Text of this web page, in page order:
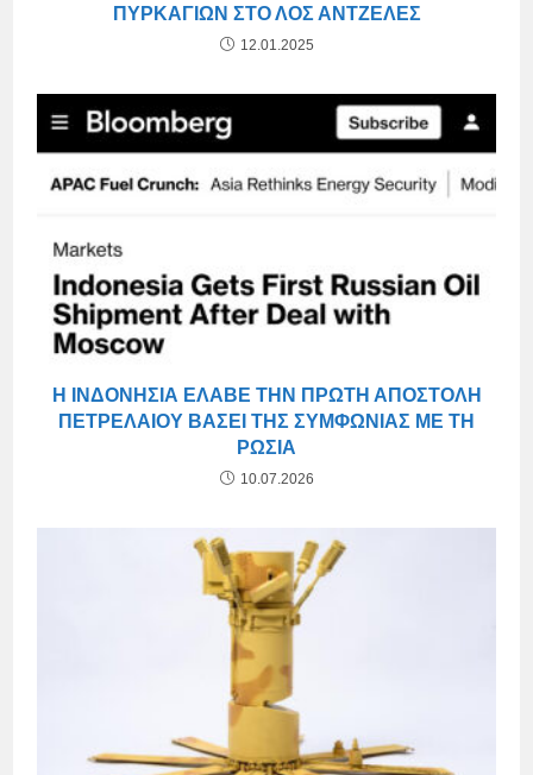
ΠΥΡΚΑΓΙΏΝ ΣΤΟ ΛΟΣ ΆΝΤΖΕΛΕΣ
12.01.2025
Η ΙΝΔΟΝΗΣΊΑ ΈΛΑΒΕ ΤΗΝ ΠΡΏΤΗ ΑΠΟΣΤΟΛΉ
ΠΕΤΡΕΛΑΊΟΥ ΒΆΣΕΙ ΤΗΣ ΣΥΜΦΩΝΊΑΣ ΜΕ ΤΗ
ΡΩΣΊΑ
10.07.2026